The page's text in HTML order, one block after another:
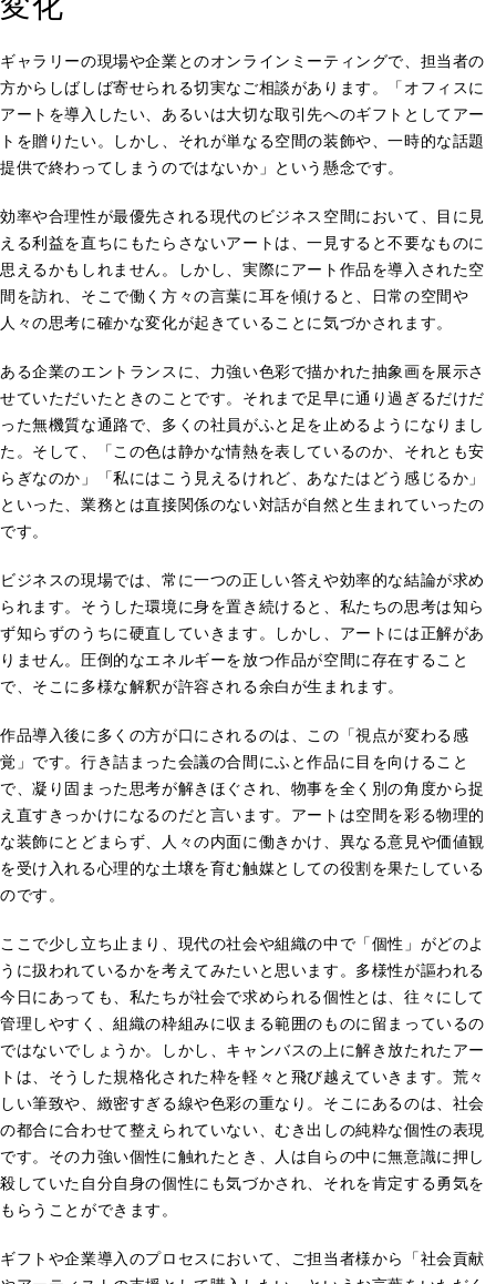
ギャラリーの現場や企業とのオンラインミーティングで、担当者の
方からしばしば寄せられる切実なご相談があります。「オフィスに
アートを導入したい、あるいは大切な取引先へのギフトとしてアー
トを贈りたい。しかし、それが単なる空間の装飾や、一時的な話題
提供で終わってしまうのではないか」という懸念です。
効率や合理性が最優先される現代のビジネス空間において、目に見
える利益を直ちにもたらさないアートは、一見すると不要なものに
思えるかもしれません。しかし、実際にアート作品を導入された空
間を訪れ、そこで働く方々の言葉に耳を傾けると、日常の空間や
人々の思考に確かな変化が起きていることに気づかされます。
ある企業のエントランスに、力強い色彩で描かれた抽象画を展示さ
せていただいたときのことです。それまで足早に通り過ぎるだけだ
った無機質な通路で、多くの社員がふと足を止めるようになりまし
た。そして、「この色は静かな情熱を表しているのか、それとも安
らぎなのか」「私にはこう見えるけれど、あなたはどう感じるか」
といった、業務とは直接関係のない対話が自然と生まれていったの
です。
ビジネスの現場では、常に一つの正しい答えや効率的な結論が求め
られます。そうした環境に身を置き続けると、私たちの思考は知ら
ず知らずのうちに硬直していきます。しかし、アートには正解があ
りません。圧倒的なエネルギーを放つ作品が空間に存在すること
で、そこに多様な解釈が許容される余白が生まれます。
作品導入後に多くの方が口にされるのは、この「視点が変わる感
覚」です。行き詰まった会議の合間にふと作品に目を向けること
で、凝り固まった思考が解きほぐされ、物事を全く別の角度から捉
え直すきっかけになるのだと言います。アートは空間を彩る物理的
な装飾にとどまらず、人々の内面に働きかけ、異なる意見や価値観
を受け入れる心理的な土壌を育む触媒としての役割を果たしている
のです。
ここで少し立ち止まり、現代の社会や組織の中で「個性」がどのよ
うに扱われているかを考えてみたいと思います。多様性が謳われる
今日にあっても、私たちが社会で求められる個性とは、往々にして
管理しやすく、組織の枠組みに収まる範囲のものに留まっているの
ではないでしょうか。しかし、キャンバスの上に解き放たれたアー
トは、そうした規格化された枠を軽々と飛び越えていきます。荒々
しい筆致や、緻密すぎる線や色彩の重なり。そこにあるのは、社会
の都合に合わせて整えられていない、むき出しの純粋な個性の表現
です。その力強い個性に触れたとき、人は自らの中に無意識に押し
殺していた自分自身の個性にも気づかされ、それを肯定する勇気を
もらうことができます。
ギフトや企業導入のプロセスにおいて、ご担当者様から「社会貢献